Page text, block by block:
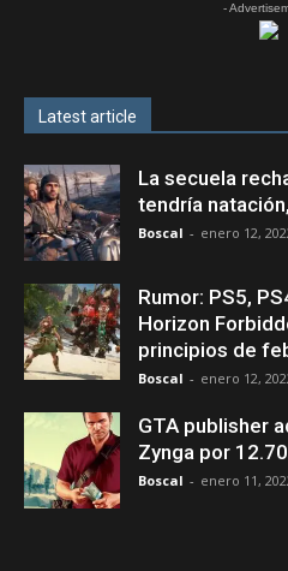
-
Latest article
La secuela
tendría
Boscal - enero 12,
Rumor: PS5,
Horizon
principios de
Boscal - enero 12,
GTA publisher
Zynga por
Boscal - enero 11,